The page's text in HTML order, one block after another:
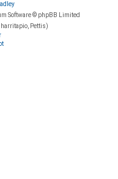
Software © phpBB Limited
Pettis)